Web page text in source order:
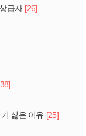
급자 [26]
싫은 이유 [25]